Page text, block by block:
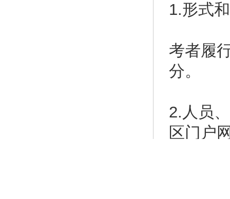
1.形式
考者履
分。
2.人员
区门户